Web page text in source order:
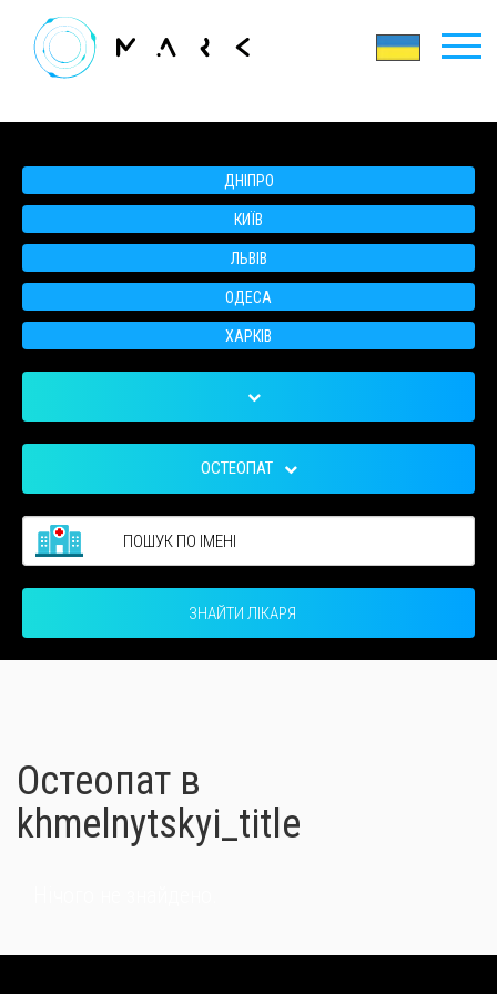
ДНІПРО
КИЇВ
ЛЬВІВ
ОДЕСА
ХАРКІВ
ОСТЕОПАТ
ЗНАЙТИ ЛІКАРЯ
Остеопат в
khmelnytskyi_title